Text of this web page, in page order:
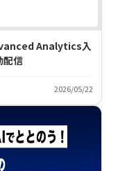
Analytics入
配信
2026/05/22